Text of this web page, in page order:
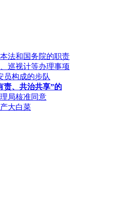
法和国务院的职责
巡视计等办理事项
员构成的步队
责、共治共享”的
局核准同意
大白菜